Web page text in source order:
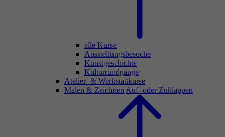
alle Kurse
Ausstellungsbesuche
Kunstgeschichte
Kulturrundgänge
Atelier- & Werkstattkurse
Malen & Zeichnen Auf- oder Zuklappen